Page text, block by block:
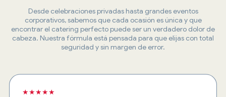
Desde celebraciones privadas hasta grandes eventos
corporativos, sabemos que cada ocasión es única y que
encontrar el catering perfecto puede ser un verdadero dolor de
cabeza. Nuestra fórmula está pensada para que elijas con total
seguridad y sin margen de error.
★★★★★